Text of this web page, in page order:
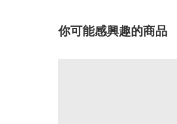
你可能感興趣的商品